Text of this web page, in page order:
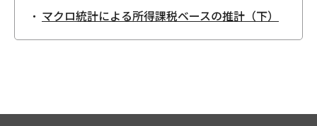
マクロ統計による所得課税ベースの推計（下）